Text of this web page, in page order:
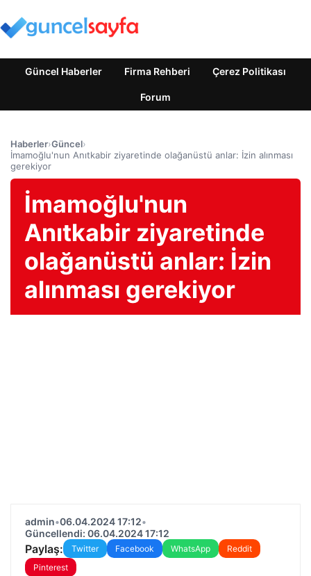
Güncel Haberler Firma Rehberi Çerez Politikası
Forum
Haberler›Güncel›
İmamoğlu'nun Anıtkabir ziyaretinde olağanüstü anlar: İzin alınması
gerekiyor
İmamoğlu'nun
Anıtkabir ziyaretinde
olağanüstü anlar: İzin
alınması gerekiyor
admin•06.04.2024 17:12•
Güncellendi: 06.04.2024 17:12
Paylaş: Twitter Facebook WhatsApp
Reddit
Pinterest